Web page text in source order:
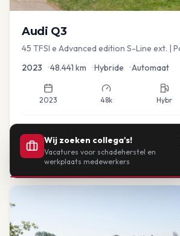
Audi Q3
45 TFSI e Advanced edition S-Line ext. |
2023 •48.441 km •Hybride •Automaat
2023 48k Hybr
€33.435
of vanaf: €693/mnd
Wij zoeken collega's!
Vacatures voor schadeherstel en
werkplaats medewerkers